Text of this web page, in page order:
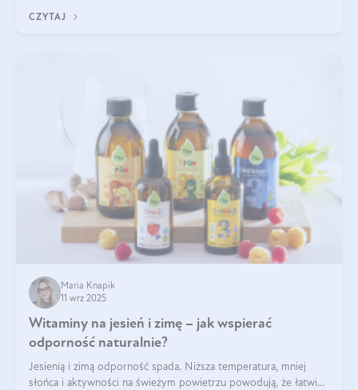
bardziej biodostępny
CZYTAJ
Maria Knapik
11 wrz 2025
Witaminy na jesień i zimę – jak wspierać
odporność naturalnie?
Jesienią i zimą odporność spada. Niższa temperatura, mniej
słońca i aktywności na świeżym powietrzu powodują, że łatwiej